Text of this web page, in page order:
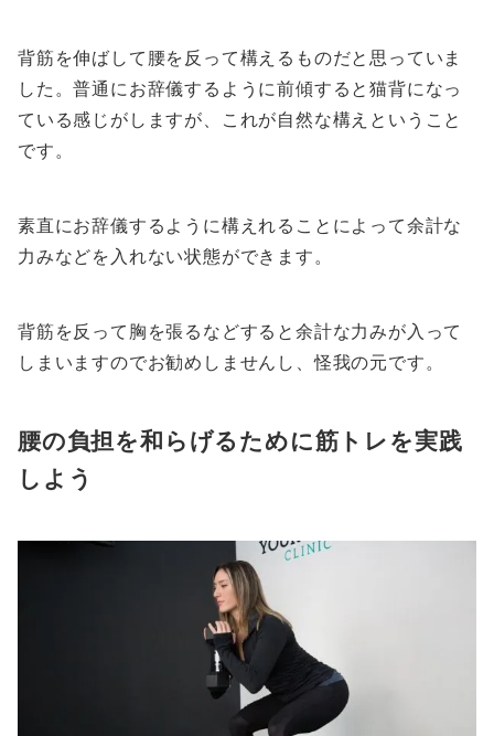
背筋を伸ばして腰を反って構えるものだと思っていま
した。普通にお辞儀するように前傾すると猫背になっ
ている感じがしますが、これが自然な構えということ
です。
素直にお辞儀するように構えれることによって余計な
力みなどを入れない状態ができます。
背筋を反って胸を張るなどすると余計な力みが入って
しまいますのでお勧めしませんし、怪我の元です。
腰の負担を和らげるために筋トレを実践
しよう